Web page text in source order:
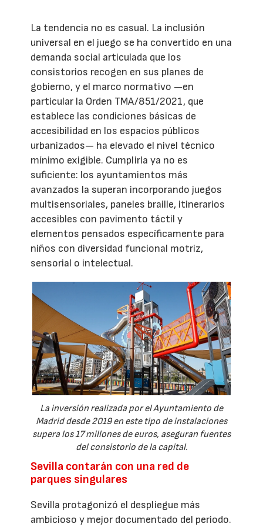
La tendencia no es casual. La inclusión
universal en el juego se ha convertido en una
demanda social articulada que los
consistorios recogen en sus planes de
gobierno, y el marco normativo —en
particular la Orden TMA/851/2021, que
establece las condiciones básicas de
accesibilidad en los espacios públicos
urbanizados— ha elevado el nivel técnico
mínimo exigible. Cumplirla ya no es
suficiente: los ayuntamientos más
avanzados la superan incorporando juegos
multisensoriales, paneles braille, itinerarios
accesibles con pavimento táctil y
elementos pensados específicamente para
niños con diversidad funcional motriz,
sensorial o intelectual.
La inversión realizada por el Ayuntamiento de
Madrid desde 2019 en este tipo de instalaciones
supera los 17 millones de euros, aseguran fuentes
del consistorio de la capital.
Sevilla contarán con una red de
parques singulares
Sevilla protagonizó el despliegue más
ambicioso y mejor documentado del periodo.